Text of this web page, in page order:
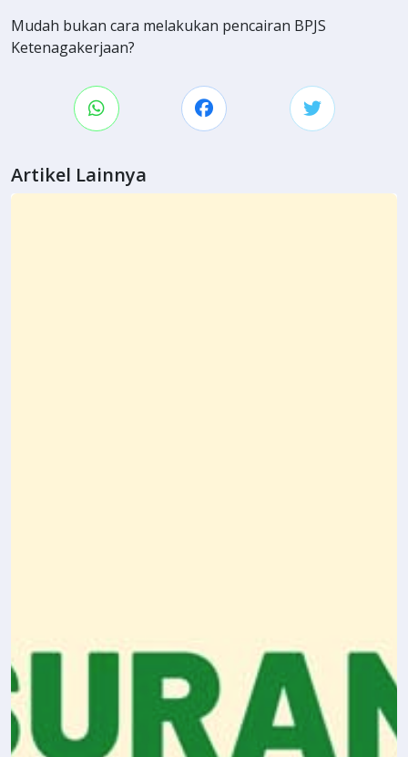
Mudah bukan cara melakukan pencairan BPJS
Ketenagakerjaan?
Artikel Lainnya